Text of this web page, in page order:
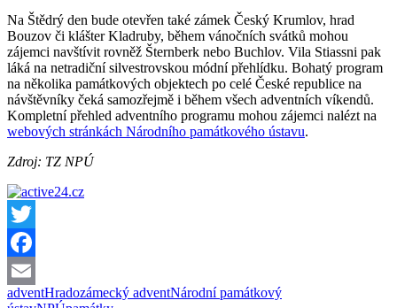
Na Štědrý den bude otevřen také zámek Český Krumlov, hrad
Bouzov či klášter Kladruby, během vánočních svátků mohou
zájemci navštívit rovněž Šternberk nebo Buchlov. Vila Stiassni pak
láká na netradiční silvestrovskou módní přehlídku. Bohatý program
na několika památkových objektech po celé České republice na
návštěvníky čeká samozřejmě i během všech adventních víkendů.
Kompletní přehled adventního programu mohou zájemci nalézt na
webových stránkách Národního památkového ústavu.
Zdroj: TZ NPÚ
Twitter
Facebook
Email
adventHradozámecký adventNárodní památkový